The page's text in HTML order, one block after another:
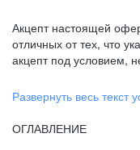
Акцепт настоящей
отличных от тех, что
акцепт под условием,
Развернуть весь текст
ОГЛАВЛЕНИЕ